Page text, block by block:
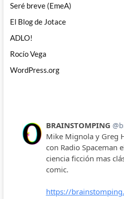
Seré breve (EmeA)
El Blog de Jotace
ADLO!
Rocío Vega
WordPress.org